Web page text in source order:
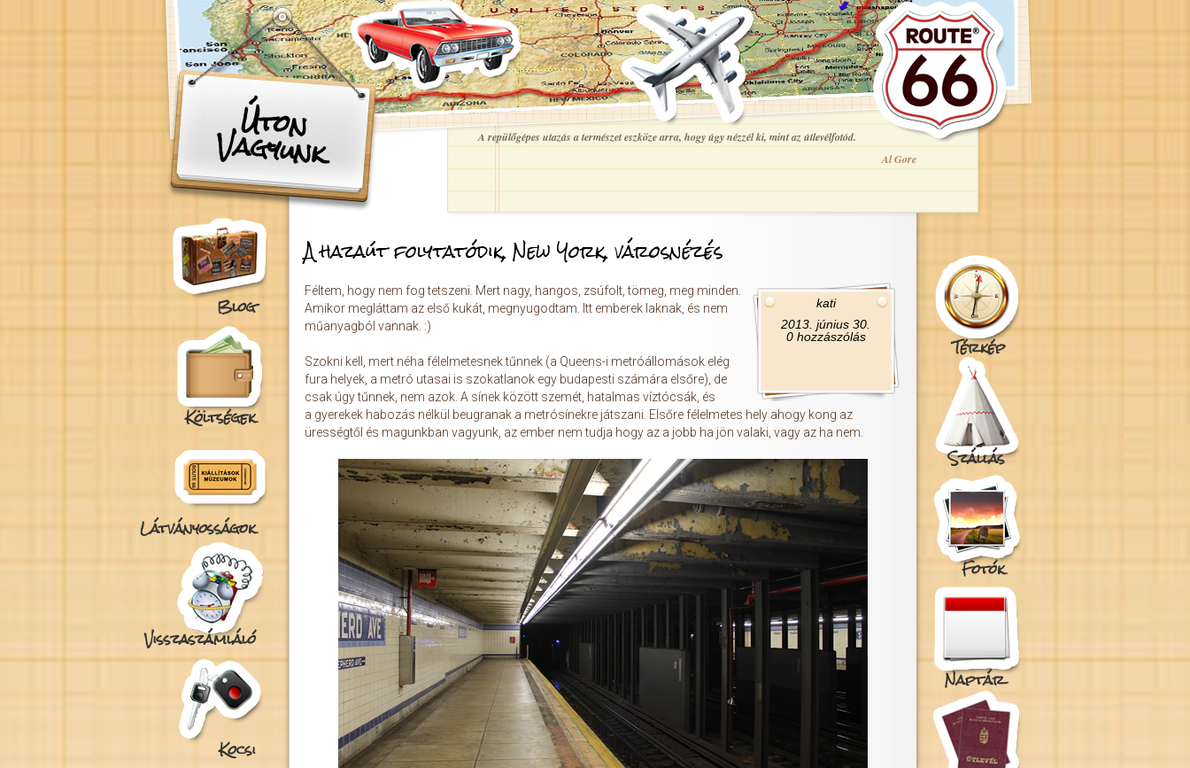
Úton
Vagyunk
A repülőgépes utazás a természet eszköze arra, hogy úgy nézzél ki, mint az útlevélfotód.
Al Gore
Blog
Költségek
Látványosságok
Visszaszámláló
Kocsi
A hazaút folytatódik, New York, városnézés
kati
2013. június 30.
0 hozzászólás
Féltem, hogy nem fog tetszeni. Mert nagy, hangos, zsúfolt, tömeg, meg minden.
Amikor megláttam az első kukát, megnyugodtam. Itt emberek laknak, és nem
műanyagból vannak. :)
Szokni kell, mert néha félelmetesnek tűnnek (a Queens-i metróállomások elég
fura helyek, a metró utasai is szokatlanok egy budapesti számára elsőre), de
csak úgy tűnnek, nem azok. A sínek között szemét, hatalmas víztócsák, és
a gyerekek habozás nélkül beugranak a metrósínekre játszani. Elsőre félelmetes hely ahogy kong az
ürességtől és magunkban vagyunk, az ember nem tudja hogy az a jobb ha jön valaki, vagy az ha nem.
Térkép
Szállás
Fotók
Naptár